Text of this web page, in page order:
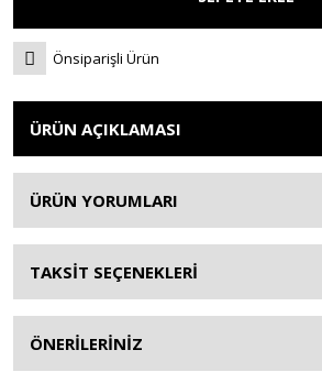
Önsiparişli Ürün
ÜRÜN AÇIKLAMASI
ÜRÜN YORUMLARI
TAKSİT SEÇENEKLERİ
ÖNERİLERİNİZ